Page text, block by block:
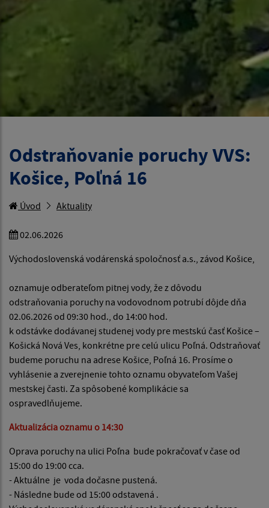
Odstraňovanie poruchy VVS:
Košice, Poľná 16
Úvod Aktuality
02.06.2026
Východoslovenská vodárenská spoločnosť a.s., závod Košice,
oznamuje odberateľom pitnej vody, že z dôvodu
odstraňovania poruchy na vodovodnom potrubí dôjde dňa
02.06.2026 od 09:30 hod., do 14:00 hod.
k odstávke dodávanej studenej vody pre mestskú časť Košice –
Košická Nová Ves, konkrétne pre celú ulicu Poľná. Odstraňovať
budeme poruchu na adrese Košice, Poľná 16. Prosíme o
vyhlásenie a zverejnenie tohto oznamu obyvateľom Vašej
mestskej časti. Za spôsobené komplikácie sa
ospravedlňujeme.
Aktualizácia oznamu o 14:30
Oprava poruchy na ulici Poľna bude pokračovať v čase od
15:00 do 19:00 cca.
- Aktuálne je voda dočasne pustená.
- Následne bude od 15:00 odstavená .